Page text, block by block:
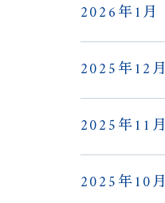
2026年1月
2025年12月
2025年11月
2025年10月